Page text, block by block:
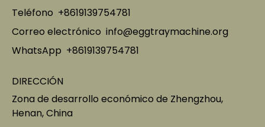
Teléfono +8619139754781
Correo electrónico info@eggtraymachine.org
WhatsApp +8619139754781
DIRECCIÓN
Zona de desarrollo económico de Zhengzhou,
Henan, China